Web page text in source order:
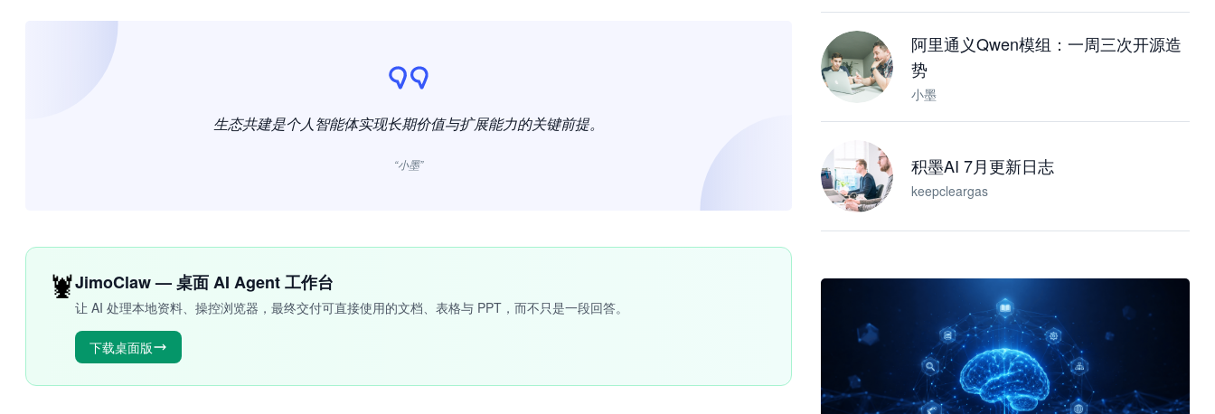
生态共建是个人智能体实现长期价值与扩展能力的关键前提。
“小墨”
🦞JimoClaw — 桌面 AI Agent 工作台
让 AI 处理本地资料、操控浏览器，最终交付可直接使用的文档、表格与 PPT，而不只是一段回答。
下载桌面版
阿里通义Qwen模组：一周三次开源造
势
小墨
积墨AI 7月更新日志
keepcleargas